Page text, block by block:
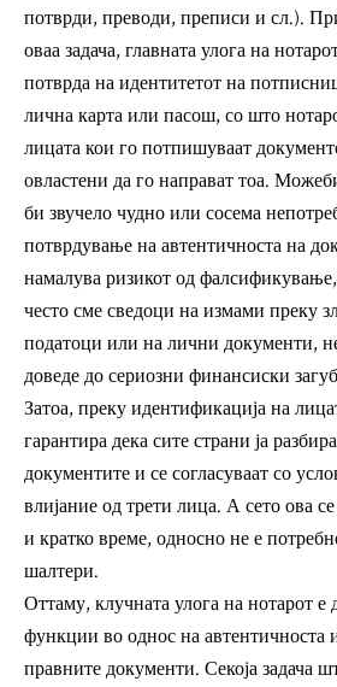
потврди, преводи, преписи и сл.).
оваа задача, главната улога на
потврда на идентитетот на
лична карта или пасош, со што
лицата кои го потпишуваат
овластени да го направат тоа.
би звучело чудно или сосема
потврдување на автентичноста на
намалува ризикот од
често сме сведоци на измами преку
податоци или на лични документи,
доведе до сериозни финансиски
Затоа, преку идентификација на
гарантира дека сите страни ја
документите и се согласуваат со
влијание од трети лица. А сето ова
и кратко време, односно не е
шалтери.
Оттаму, клучната улога на нотарот е
функции во однос на автентичноста
правните документи. Секоја задача